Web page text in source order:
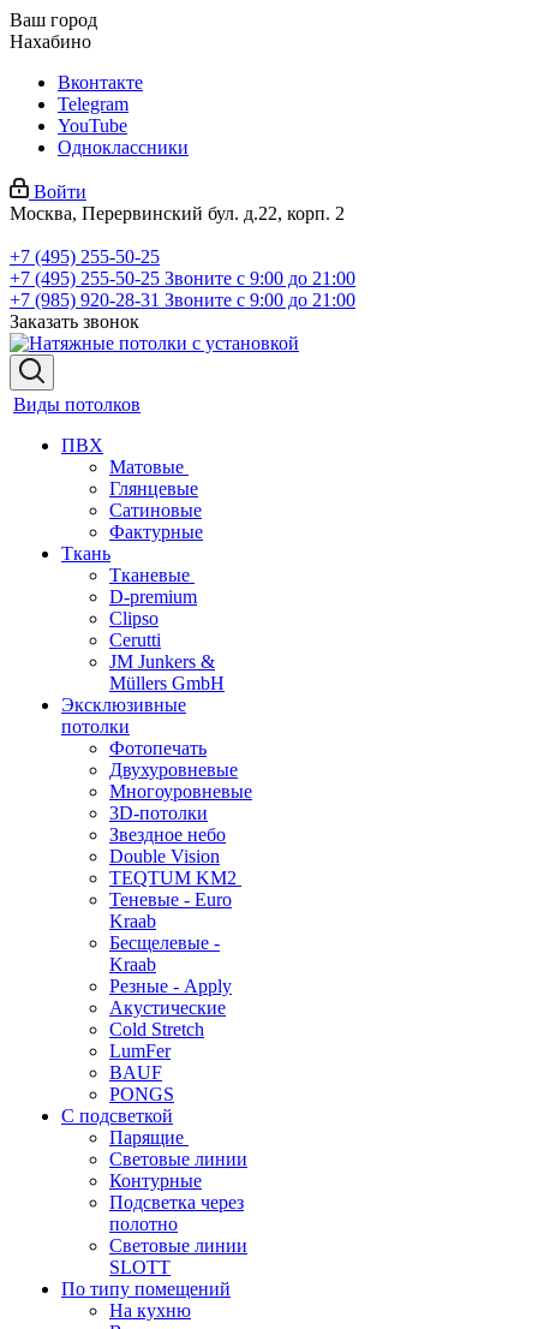
Ваш город
Нахабино
Вконтакте
Telegram
YouTube
Одноклассники
Войти
Москва, Перервинский бул. д.22, корп. 2
+7 (495) 255-50-25
+7 (495) 255-50-25 Звоните с 9:00 до 21:00
+7 (985) 920-28-31 Звоните с 9:00 до 21:00
Заказать звонок
Виды потолков
ПВХ
Матовые
Глянцевые
Сатиновые
Фактурные
Ткань
Тканевые
D-premium
Clipso
Cerutti
JM Junkers &
Müllers GmbH
Эксклюзивные
потолки
Фотопечать
Двухуровневые
Многоуровневые
3D-потолки
Звездное небо
Double Vision
TEQTUM KM2
Теневые - Euro
Kraab
Бесщелевые -
Kraab
Резные - Apply
Акустические
Cold Stretch
LumFer
BAUF
PONGS
С подсветкой
Парящие
Световые линии
Контурные
Подсветка через
полотно
Световые линии
SLOTT
По типу помещений
На кухню